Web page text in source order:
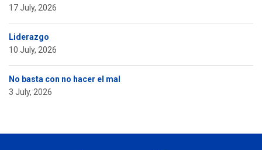
17 July, 2026
Liderazgo
10 July, 2026
No basta con no hacer el mal
3 July, 2026